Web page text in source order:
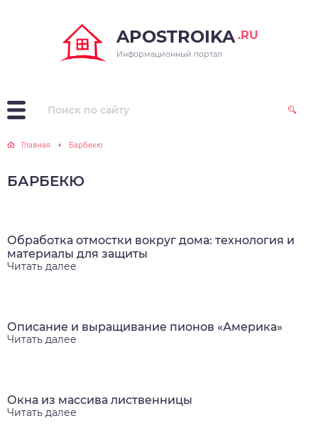
APOSTROIKA .RU
Информационный портал
Главная Барбекю
БАРБЕКЮ
Обработка отмостки вокруг дома: технология и
материалы для защиты
Читать далее
Описание и выращивание пионов «Америка»
Читать далее
Окна из массива лиственницы
Читать далее